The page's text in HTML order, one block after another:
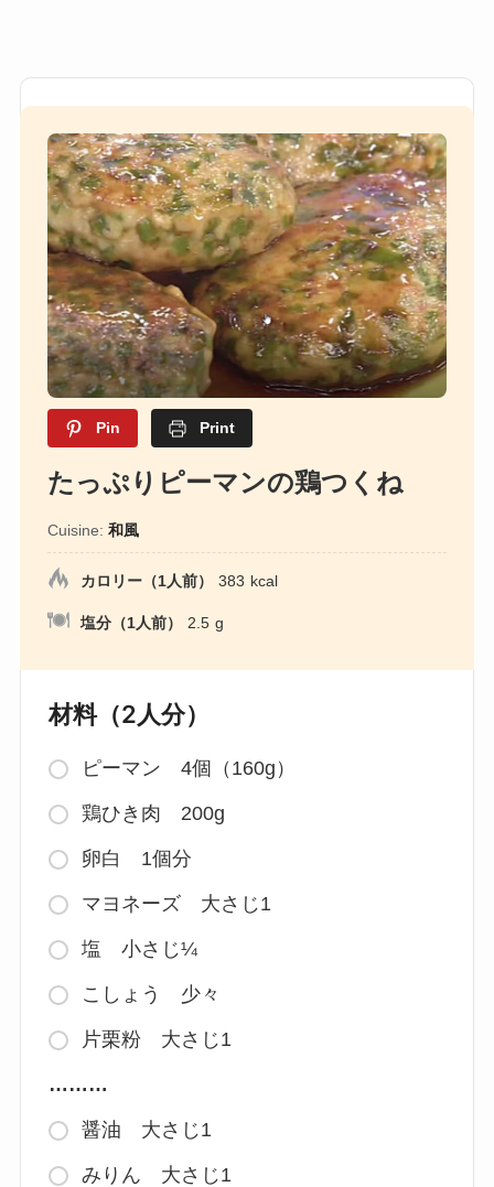
Pin Print
たっぷりピーマンの鶏つくね
Cuisine: 和風
カロリー（1人前） 383 kcal
塩分（1人前） 2.5 g
材料（2人分）
ピーマン 4個（160g）
鶏ひき肉 200g
卵白 1個分
マヨネーズ 大さじ1
塩 小さじ¼
こしょう 少々
片栗粉 大さじ1
………
醤油 大さじ1
みりん 大さじ1